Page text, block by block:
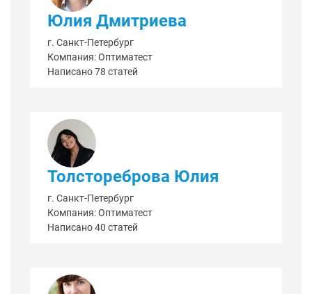
Юлия Дмитриева
г. Санкт-Петербург
Компания: Оптиматест
Написано 78 статей
Толстореброва Юлия
г. Санкт-Петербург
Компания: Оптиматест
Написано 40 статей